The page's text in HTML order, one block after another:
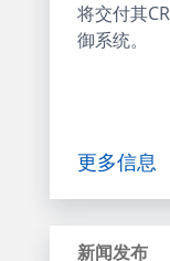
将交付其
御系统。
更多信息
新闻发布